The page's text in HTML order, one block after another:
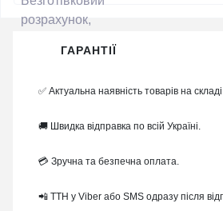
ГАРАНТІЇ
✅ Актуальна наявність товарів на
🚚 Швидка відправка по всій Україні.
💳 Зручна та безпечна оплата.
📲 ТТН у Viber або SMS одразу після